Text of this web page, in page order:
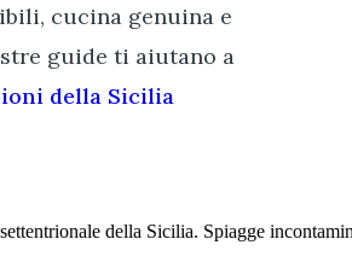
cucina genuina e
guide ti aiutano a
della Sicilia
della Sicilia. Spiagge